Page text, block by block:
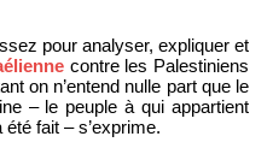
pour analyser, expliquer et
contre les Palestiniens
on n’entend nulle part que le
– le peuple à qui appartient
fait – s’exprime.